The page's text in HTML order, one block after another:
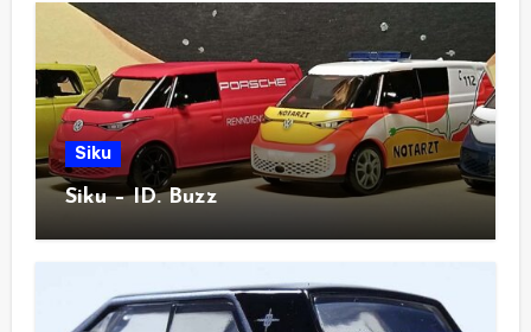
Siku
Siku – ID. Buzz